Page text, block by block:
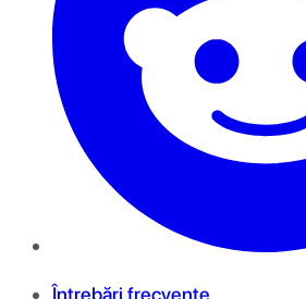
Întrebări frecvente